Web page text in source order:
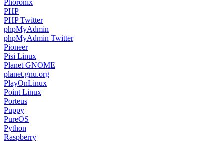
Phoronix
PHP
PHP Twitter
phpMyAdmin
phpMyAdmin Twitter
Pioneer
Pisi Linux
Planet GNOME
planet.gnu.org
PlayOnLinux
Point Linux
Porteus
Puppy
PureOS
Python
Raspberry